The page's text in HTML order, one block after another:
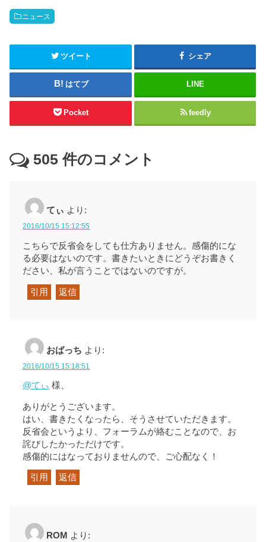
ニュース
ツイート シェア
はてブ LINE
Pocket feedly
505 件のコメント
てぃ より:
2016/10/15 15:12:55
こちらで反省会をしても仕方ありません。感傷的にな
る必要はないのです。書きたいときにどうぞお書きく
ださい、私が言うことではないのですが。
引用 返信
おばっち より:
2016/10/15 15:18:51
@てぃ 様、
ありがとうございます。
はい、書きたくなったら、そうさせていただきます。
反省会というより、フォーラムが絡むことなので、お
詫びしたかっただけです。
感傷的にはなっておりませんので、ご心配なく！
引用 返信
ROM より: